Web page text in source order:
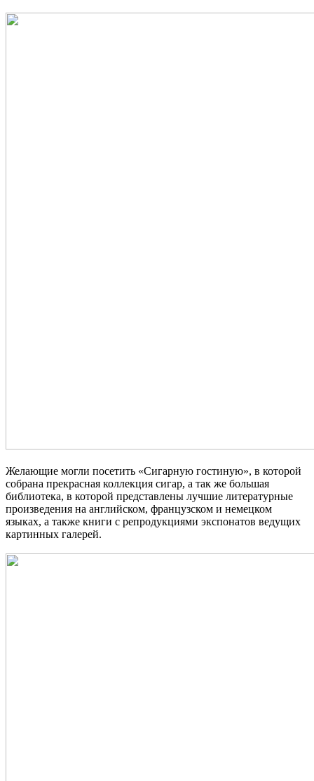
Желающие могли посетить «Сигарную гостиную», в которой
собрана прекрасная коллекция сигар, а так же большая
библиотека, в которой представлены лучшие литературные
произведения на английском, французском и немецком
языках, а также книги с репродукциями экспонатов ведущих
картинных галерей.